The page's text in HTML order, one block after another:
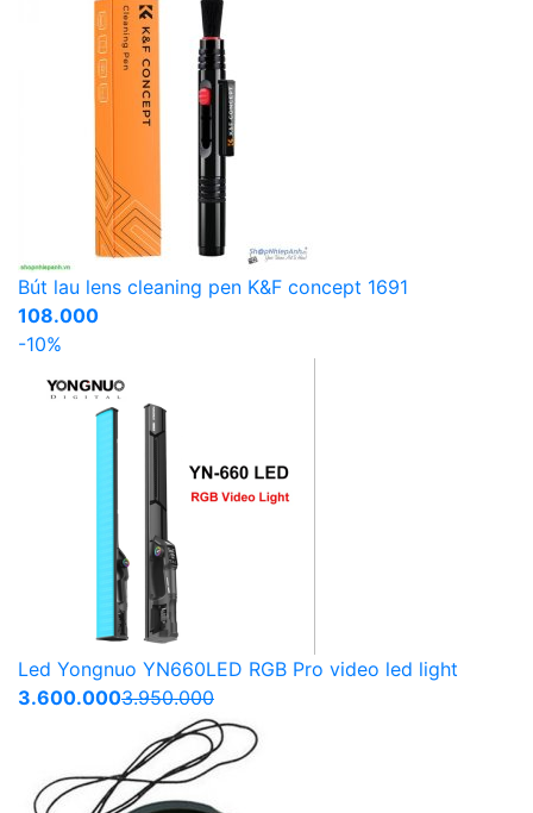
Bút lau lens cleaning pen K&F concept 1691
108.000
-10%
Led Yongnuo YN660LED RGB Pro video led light
3.600.0003.950.000